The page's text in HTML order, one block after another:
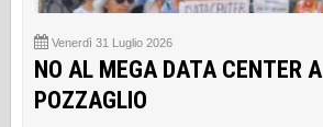
Venerdì 31 Luglio 2026
NO AL MEGA DATA CENTER A
POZZAGLIO